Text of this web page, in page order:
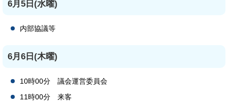
6月5日(水曜)
内部協議等
6月6日(木曜)
10時00分 議会運営委員会
11時00分 来客